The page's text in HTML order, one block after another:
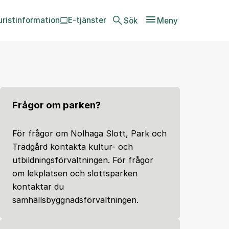
Sök Meny
E-tjänster
Frågor om parken?
För frågor om Nolhaga Slott, Park och
Trädgård kontakta kultur- och
utbildningsförvaltningen. För frågor
om lekplatsen och slottsparken
kontaktar du
samhällsbyggnadsförvaltningen.